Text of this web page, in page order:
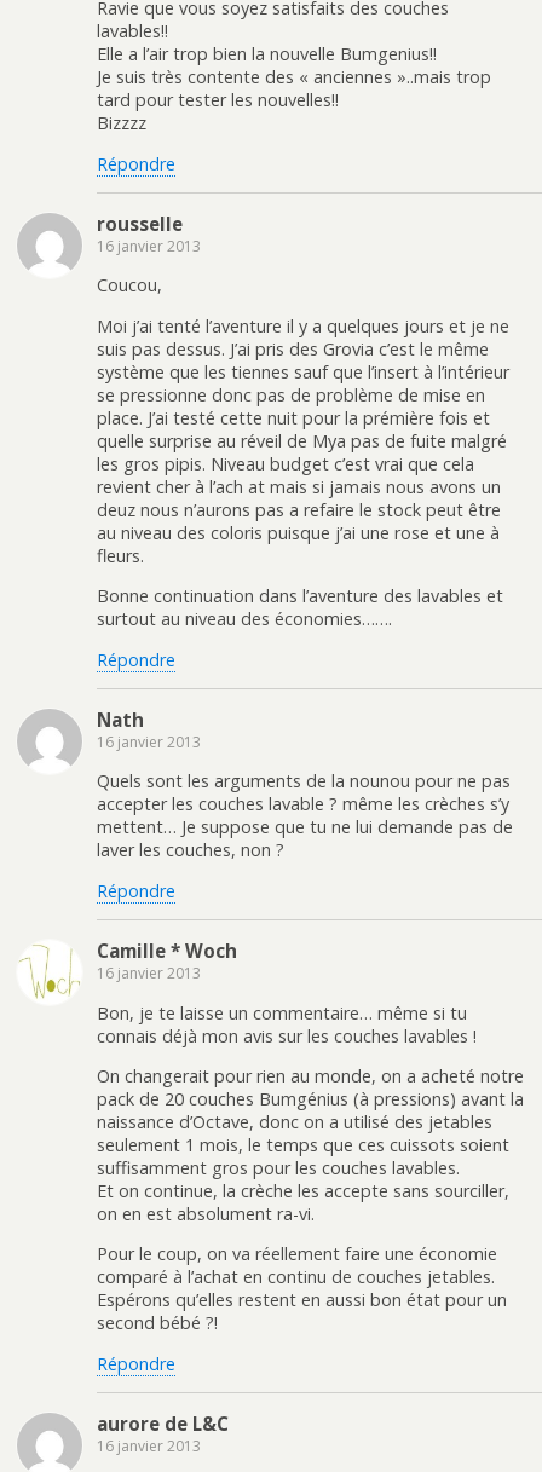
e
n
ê
t
r
e
)
u
e
n
o
u
v
e
l
f
e
n
t
r
e
n
n
e
n
o
u
f
ê
t
Ravie que vous soyez satisfaits des couches
lavables!!
Elle a l’air trop bien la nouvelle Bumgenius!!
Je suis très contente des « anciennes »..mais trop
tard pour tester les nouvelles!!
Bizzzz
Répondre
rousselle
16 janvier 2013
Coucou,
Moi j’ai tenté l’aventure il y a quelques jours et je ne
suis pas dessus. J’ai pris des Grovia c’est le même
système que les tiennes sauf que l’insert à l’intérieur
se pressionne donc pas de problème de mise en
place. J’ai testé cette nuit pour la prémière fois et
quelle surprise au réveil de Mya pas de fuite malgré
les gros pipis. Niveau budget c’est vrai que cela
revient cher à l’ach at mais si jamais nous avons un
deuz nous n’aurons pas a refaire le stock peut être
au niveau des coloris puisque j’ai une rose et une à
fleurs.
Bonne continuation dans l’aventure des lavables et
surtout au niveau des économies…….
Répondre
Nath
16 janvier 2013
Quels sont les arguments de la nounou pour ne pas
accepter les couches lavable ? même les crèches s’y
mettent… Je suppose que tu ne lui demande pas de
laver les couches, non ?
Répondre
Camille * Woch
16 janvier 2013
Bon, je te laisse un commentaire… même si tu
connais déjà mon avis sur les couches lavables !
On changerait pour rien au monde, on a acheté notre
pack de 20 couches Bumgénius (à pressions) avant la
naissance d’Octave, donc on a utilisé des jetables
seulement 1 mois, le temps que ces cuissots soient
suffisamment gros pour les couches lavables.
Et on continue, la crèche les accepte sans sourciller,
on en est absolument ra-vi.
Pour le coup, on va réellement faire une économie
comparé à l’achat en continu de couches jetables.
Espérons qu’elles restent en aussi bon état pour un
second bébé ?!
Répondre
aurore de L&C
16 janvier 2013